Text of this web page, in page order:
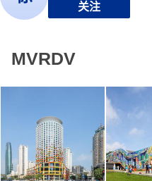
关注
MVRDV